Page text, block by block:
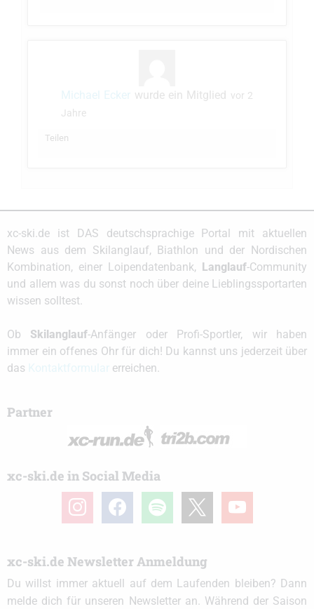
Michael Ecker wurde ein Mitglied vor 2
Jahre
Teilen
xc-ski.de ist DAS deutschsprachige Portal mit aktuellen
News aus dem Skilanglauf, Biathlon und der Nordischen
Kombination, einer Loipendatenbank, Langlauf-Community
und allem was du sonst noch über deine Lieblingssportarten
wissen solltest.
Ob Skilanglauf-Anfänger oder Profi-Sportler, wir haben
immer ein offenes Ohr für dich! Du kannst uns jederzeit über
das
erreichen.
Partner
xc-ski.de in Social Media
instagramfacebook spotify youtube
xc-ski.de Newsletter Anmeldung
Du willst immer aktuell auf dem Laufenden bleiben? Dann
melde dich für unseren Newsletter an. Während der Saison